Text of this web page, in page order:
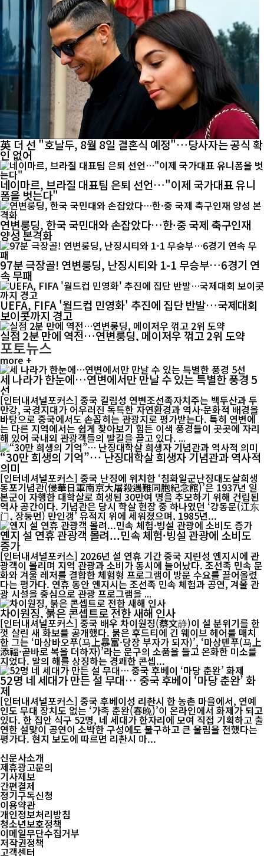
英 더 선 "호날두, 8월 8일 결혼식 예정"…당사자는 공식 확
인 없어
네이마르, 브라질 대표팀 은퇴 선언…"이제 국가대표 유니
폼을 벗는다"
연변룽딩, 한국 국민대와 손잡았다…한·중 국제 축구인재
양성 본격화
97분 극장골! 연변룽딩, 난징시티와 1-1 무승부…6경기 연
속 무패
UEFA, FIFA '월드컵 민영화' 추진에 집단 반발…국제대회
보이콧까지 경고
실점 2분 만에 역전…연변룽딩, 메이저우 꺾고 2위 도약
포토뉴스
more +
세 나라가 한눈에…연변에서만 만날 수 있는 특별한 풍경 5
선
[인터내셔널포커스] 중국 길림성 연변조선족자치주는 백두산과 두
만강, 국경지대가 어우러진 독특한 자연환경과 역사·문화적 배경을
바탕으로 중국에서도 손꼽히는 관광지로 평가받는다. 특히 연변에
는 다른 지역에서는 쉽게 찾아보기 힘든 이색 풍경들이 곳곳에 자리
해 있어 국내외 관광객들의 발길을 끌고 있다. ...
“30만 희생의 기억”… 난징대학살 희생자 기념관과 역사적
의미
[인터네셔널포커스] 중국 난징에 위치한 ‘침화일군난징대도살희생
동포기념관(侵華日軍南京大屠殺遇難同胞紀念館)’은 1937년 일
본군이 자행한 대학살로 희생된 30만여 명을 추모하기 위해 건립된
역사 공간이다. 기념관은 당시 학살 현장 중 하나였던 ‘강동문(江东
门, 장둥먼) 만인갱’ 유적지 위에 세워졌으며, 1985년...
옌지 설 연휴 관광객 몰려...민속 체험·빙설 관광에 소비도
증가
[인터내셔널포커스] 2026년 설 연휴 기간 중국 지린성 옌지시에 관
광객이 몰리며 지역 관광과 소비가 동시에 늘어났다. 조선족 민속 문
화와 겨울 레저를 결합한 체험형 프로그램이 방문 수요를 끌어올렸
다는 평가다. 연휴 동안 옌지시는 조선족 민속 체험과 공연, 겨울 관
광 시설을 중심으로 관광 프로그램을 ...
차이원징, 붉은 콘셉트로 전한 새해 인사
[인터내셔널포커스] 중국 배우 차이원징(蔡文静)이 설 분위기를 한
껏 살린 새 화보를 공개했다. 붉은 후드티에 긴 웨이브 헤어를 매치
한 그는 ‘마상바오푸(马上暴富·당장 부자가 되자)’, ‘마상톈푸(马上
添福·곧바로 복을 더하자)’라는 문구의 소품을 들고 온화한 미소를
지었다. 말의 해를 상징하는 경쾌한 콘셉...
52명 네 세대가 만든 설 무대… 중국 후베이 ‘마당 춘완’ 화
제
[인터내셔널포커스] 중국 후베이성 리촨시 한 농촌 마을에서, 연예
인도 무대 장치도 없는 ‘가족 춘완(春晚)’이 온라인에서 화제가 되고
있다. 한 집안 식구 52명, 네 세대가 한자리에 모여 직접 기획하고 출
연한 설맞이 공연이 소박한 구성에도 불구하고 큰 울림을 전했다는
평가다. 현지 보도에 따르면 리촨시 마...
신문사소개
제휴광고문의
기사제보
간편결제
정기구독신청
이용약관
개인정보처리방침
청소년보호정책
이메일무단수집거부
저작권정책
고객센터